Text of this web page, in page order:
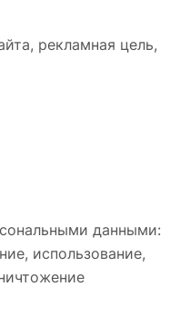
рекламная цель,
данными:
использование,